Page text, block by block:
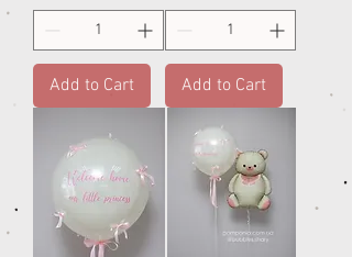
Add to Cart Add to Cart